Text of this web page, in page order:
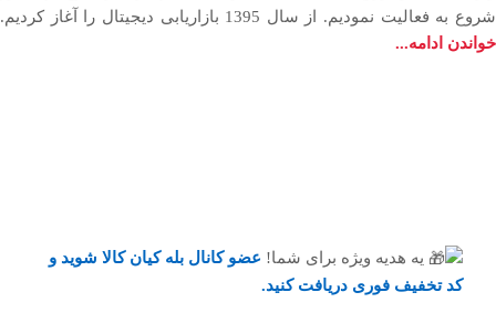
شروع به فعاليت نمودیم. از سال 1395 بازاریابی دیجیتال را آغاز کردیم.
خواندن ادامه...
یه هدیه ویژه برای شما! عضو کانال بله کیان کالا شوید و
کد تخفیف فوری دریافت کنید.